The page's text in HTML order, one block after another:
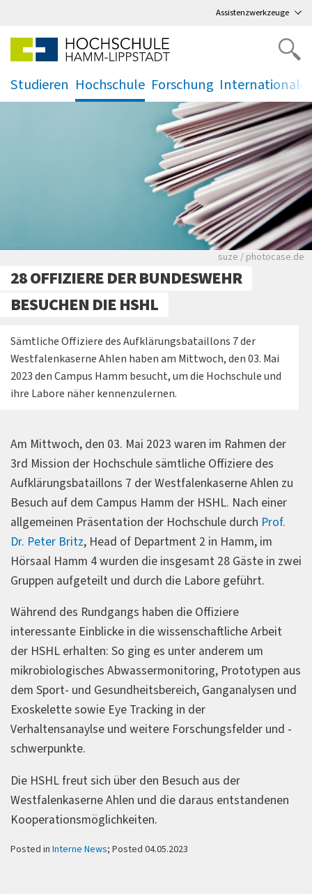
Assistenzwerkzeuge
Studieren
.
Hochschule
.
Forschung
. .
Viele Zeitungen.
suze / photocase.de
28 OFFIZIERE DER BUNDESWEHR
BESUCHEN DIE HSHL
Sämtliche Offiziere des Aufklärungsbataillons 7 der
Westfalenkaserne Ahlen haben am Mittwoch, den 03. Mai
2023 den Campus Hamm besucht, um die Hochschule und
ihre Labore näher kennenzulernen.
Am Mittwoch, den 03. Mai 2023 waren im Rahmen der
3rd Mission der Hochschule sämtliche Offiziere des
Aufklärungsbataillons 7 der Westfalenkaserne Ahlen zu
Besuch auf dem Campus Hamm der HSHL. Nach einer
allgemeinen Präsentation der Hochschule durch Prof.
Dr. Peter Britz, Head of Department 2 in Hamm, im
Hörsaal Hamm 4 wurden die insgesamt 28 Gäste in zwei
Gruppen aufgeteilt und durch die Labore geführt.
Während des Rundgangs haben die Offiziere
interessante Einblicke in die wissenschaftliche Arbeit
der HSHL erhalten: So ging es unter anderem um
mikrobiologisches Abwassermonitoring, Prototypen aus
dem Sport- und Gesundheitsbereich, Ganganalysen und
Exoskelette sowie Eye Tracking in der
Verhaltensanaylse und weitere Forschungsfelder und -
schwerpunkte.
Die HSHL freut sich über den Besuch aus der
Westfalenkaserne Ahlen und die daraus entstandenen
Kooperationsmöglichkeiten.
Posted in Interne News; Posted 04.05.2023